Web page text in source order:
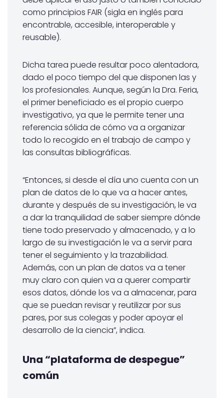
como principios FAIR (sigla en inglés para
encontrable, accesible, interoperable y
reusable).
Dicha tarea puede resultar poco alentadora,
dado el poco tiempo del que disponen las y
los profesionales. Aunque, según la Dra. Feria,
el primer beneficiado es el propio cuerpo
investigativo, ya que le permite tener una
referencia sólida de cómo va a organizar
todo lo recogido en el trabajo de campo y
las consultas bibliográficas.
“Entonces, si desde el día uno cuenta con un
plan de datos de lo que va a hacer antes,
durante y después de su investigación, le va
a dar la tranquilidad de saber siempre dónde
tiene todo preservado y almacenado, y a lo
largo de su investigación le va a servir para
tener el seguimiento y la trazabilidad.
Además, con un plan de datos va a tener
muy claro con quien va a querer compartir
esos datos, dónde los va a almacenar, para
que se puedan revisar y reutilizar por sus
pares, por sus colegas y poder apoyar el
desarrollo de la ciencia”, indica.
Una “plataforma de despegue”
común